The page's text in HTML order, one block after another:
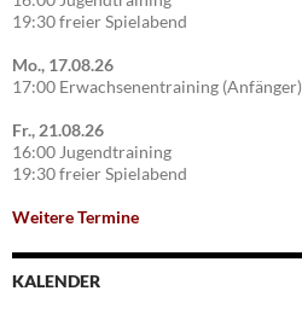
19:30 freier Spielabend
Mo., 17.08.26
17:00 Erwachsenentraining (Anfänger)
Fr., 21.08.26
16:00 Jugendtraining
19:30 freier Spielabend
Weitere Termine
KALENDER